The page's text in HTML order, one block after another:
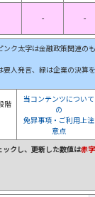
- -
ク太字は金融政策関連のも
要人発言、緑は企業の決算を
階
当コンテンツについて
の
免罪事項・ご利用上注
意点
クし、更新した数値は赤字